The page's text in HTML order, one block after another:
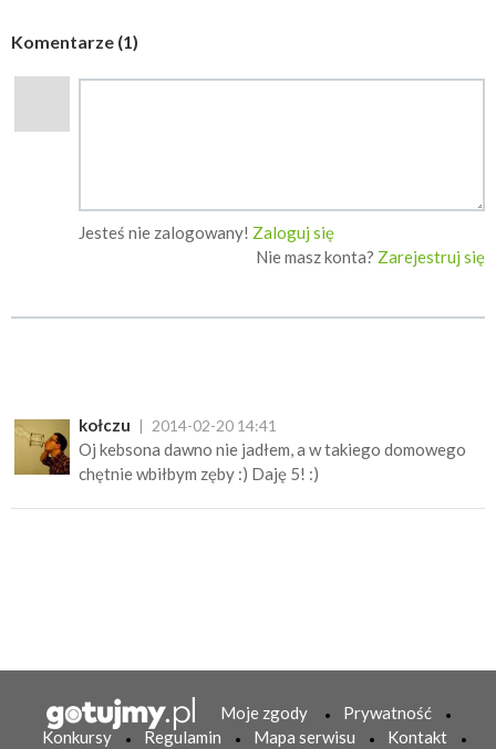
Komentarze (1)
Jesteś nie zalogowany! Zaloguj się
Nie masz konta? Zarejestruj się
kołczu 2014-02-20 14:41
Oj kebsona dawno nie jadłem, a w takiego domowego
chętnie wbiłbym zęby :) Daję 5! :)
Moje zgody
Prywatność
Konkursy
Regulamin Mapa serwisu Kontakt